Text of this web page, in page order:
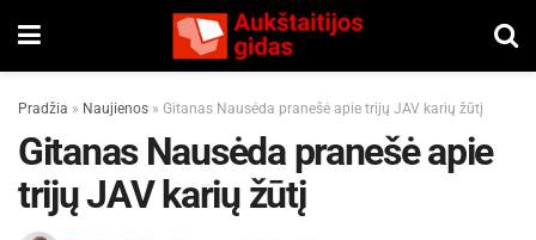
Pradžia » Naujienos » Gitanas Nausėda pranešė apie trijų JAV karių žūtį
Gitanas Nausėda pranešė apie
trijų JAV karių žūtį